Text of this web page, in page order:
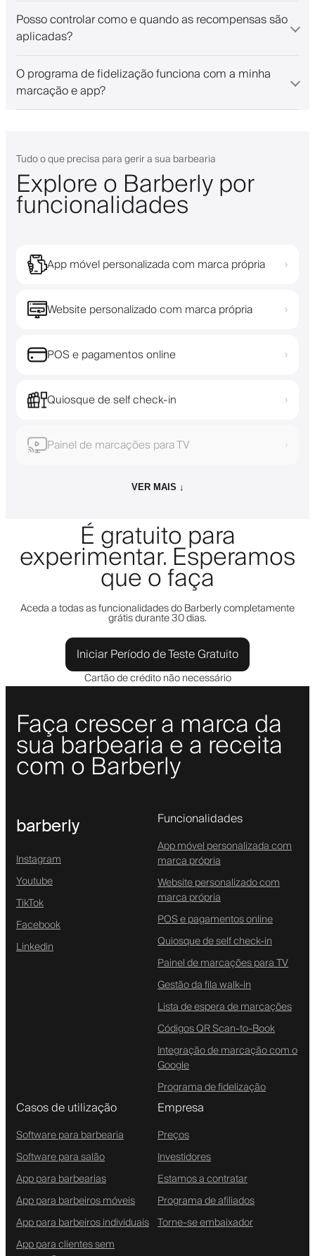
Posso controlar como e quando as recompensas são
aplicadas?
O programa de fidelização funciona com a minha
marcação e app?
Tudo o que precisa para gerir a sua barbearia
Explore o Barberly por
funcionalidades
App móvel personalizada com marca própria ›
Website personalizado com marca própria ›
POS e pagamentos online ›
Quiosque de self check-in ›
Painel de marcações para TV ›
VER MAIS ↓
É gratuito para
experimentar. Esperamos
que o faça
Aceda a todas as funcionalidades do Barberly completamente
grátis durante 30 dias.
Iniciar Período de Teste Gratuito
Cartão de crédito não necessário
Faça crescer a marca da
sua barbearia e a receita
com o Barberly
barberly
Instagram
Youtube
TikTok
Facebook
Linkedin
Funcionalidades
App móvel personalizada com
marca própria
Website personalizado com
marca própria
POS e pagamentos online
Quiosque de self check-in
Painel de marcações para TV
Gestão da fila walk-in
Lista de espera de marcações
Códigos QR Scan-to-Book
Integração de marcação com o
Google
Programa de fidelização
Casos de utilização
Software para barbearia
Software para salão
App para barbearias
App para barbeiros móveis
App para barbeiros individuais
App para clientes sem
Empresa
Preços
Investidores
Estamos a contratar
Programa de afiliados
Torne-se embaixador